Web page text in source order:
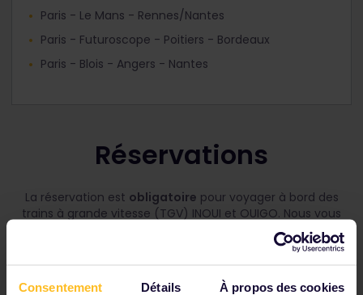
Consentement Détails À propos des cookies
Paris - Le Mans - Rennes/Nantes
Paris - Futuroscope - Poitiers - Bordeaux
Paris - Blois - Angers - Nantes
Réservations
La réservation est obligatoire pour voyager à bord des
trains à grande vitesse (TGV) INOUI et OUIGO. Nous vous
conseillons de réserver bien à l’avance.